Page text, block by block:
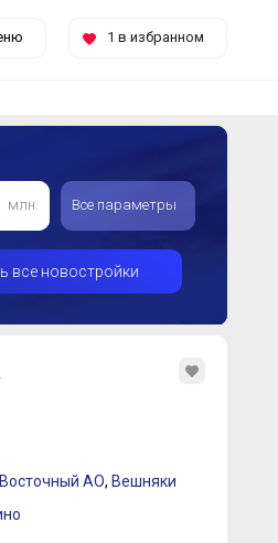
1 в избранном
млн. Все параметры
все новостройки
Восточный АО, Вешняки